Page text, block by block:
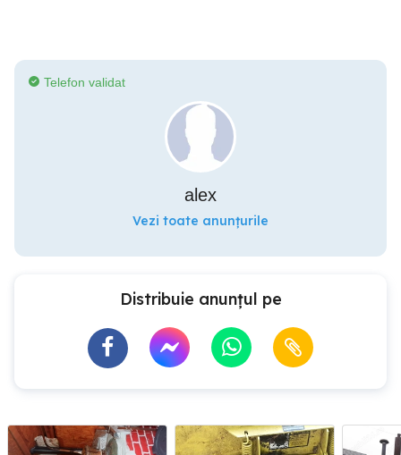
Telefon validat
alex
Vezi toate anunțurile
Distribuie anunțul pe